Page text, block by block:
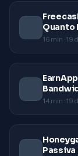
Quanto
16 min · 19
14 min · 19